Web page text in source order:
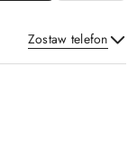
Zostaw telefon